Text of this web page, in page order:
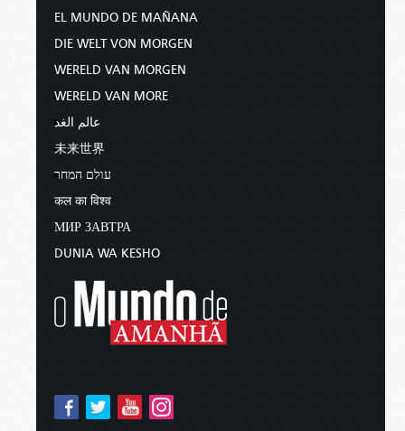
EL MUNDO DE MAÑANA
DIE WELT VON MORGEN
WERELD VAN MORGEN
WERELD VAN MORE
عالم الغد
未来世界
עולם המחר
कल का विश्व
МИР ЗАВТРА
DUNIA WA KESHO